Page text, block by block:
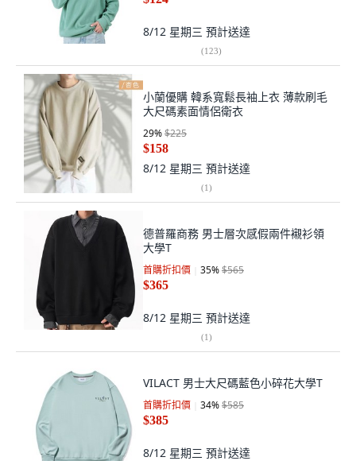
8/12 星期三 預計送達
(123)
小蘭優購 韓系寬鬆長袖上衣 薄款刷毛
大尺碼素面情侶衛衣
29%$225
$158
8/12 星期三 預計送達
(1)
德普羅商務 男士層次感假兩件襯衫領
大學T
首購折扣價 35%$565
$365
8/12 星期三 預計送達
(1)
VILACT 男士大尺碼藍色小碎花大學T
首購折扣價 34%$585
$385
8/12 星期三 預計送達